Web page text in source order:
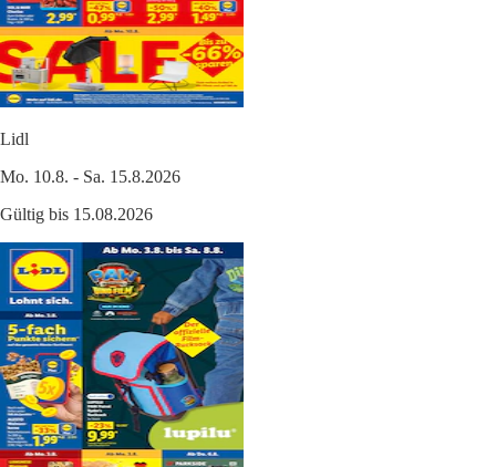
Lidl
Mo. 10.8. - Sa. 15.8.2026
Gültig bis 15.08.2026